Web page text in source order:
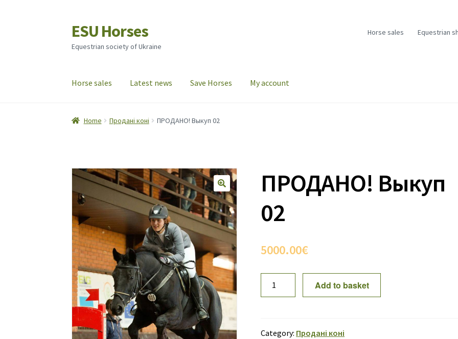
Skip
to
navigation
Skip
to
content
ESU Horses
Equestrian society of Ukraine
Horse sales Equestrian
Horse sales Latest news Save Horses My account
Home Продані коні ПРОДАНО! Выкуп 02
ПРОДАНО! Выкуп
02
5000.00€
Выкуп
Add to basket
Category: Продані коні